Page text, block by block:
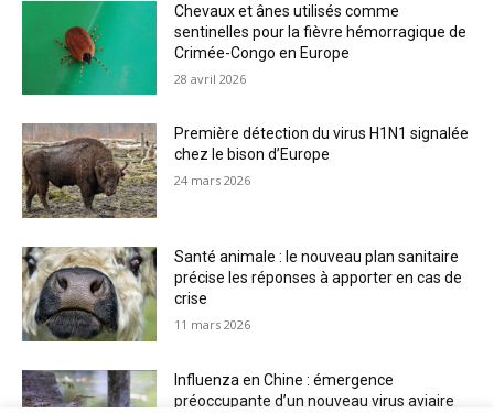
Chevaux et ânes utilisés comme
sentinelles pour la fièvre hémorragique de
Crimée-Congo en Europe
28 avril 2026
Première détection du virus H1N1 signalée
chez le bison d’Europe
24 mars 2026
Santé animale : le nouveau plan sanitaire
précise les réponses à apporter en cas de
crise
11 mars 2026
Influenza en Chine : émergence
préoccupante d’un nouveau virus aviaire